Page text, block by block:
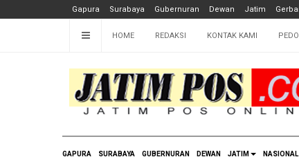
Gapura Surabaya Gubernuran Dewan Jatim
HOME REDAKSI KONTAK KAMI
GAPURA SURABAYA GUBERNURAN DEWAN JATIM NASIONAL